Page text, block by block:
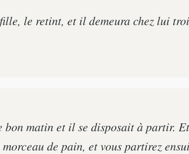
le retint, et il demeura chez lui
matin et il se disposait à partir.
de pain, et vous partirez